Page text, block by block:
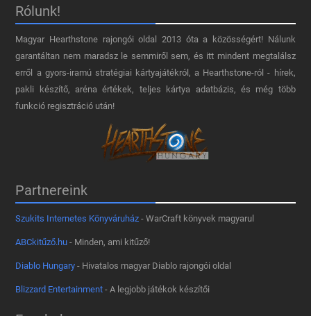
Rólunk!
Magyar Hearthstone​ rajongói oldal 2013 óta a közösségért! Nálunk
garantáltan nem maradsz le semmiről sem, és itt mindent megtalálsz
erről a gyors-iramú stratégiai kártyajátékról, a Hearthstone-ról - hírek,
pakli készítő, aréna értékek, teljes kártya adatbázis, és még több
funkció regisztráció után!
Partnereink
Szukits Internetes Könyváruház - WarCraft könyvek magyarul
ABCkitűző.hu - Minden, ami kitűző!
Diablo Hungary - Hivatalos magyar Diablo rajongói oldal
Blizzard Entertainment - A legjobb játékok készítői